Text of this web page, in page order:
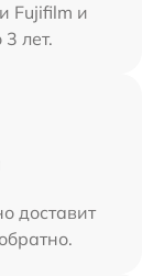
Fujifilm и
лет.
доставит